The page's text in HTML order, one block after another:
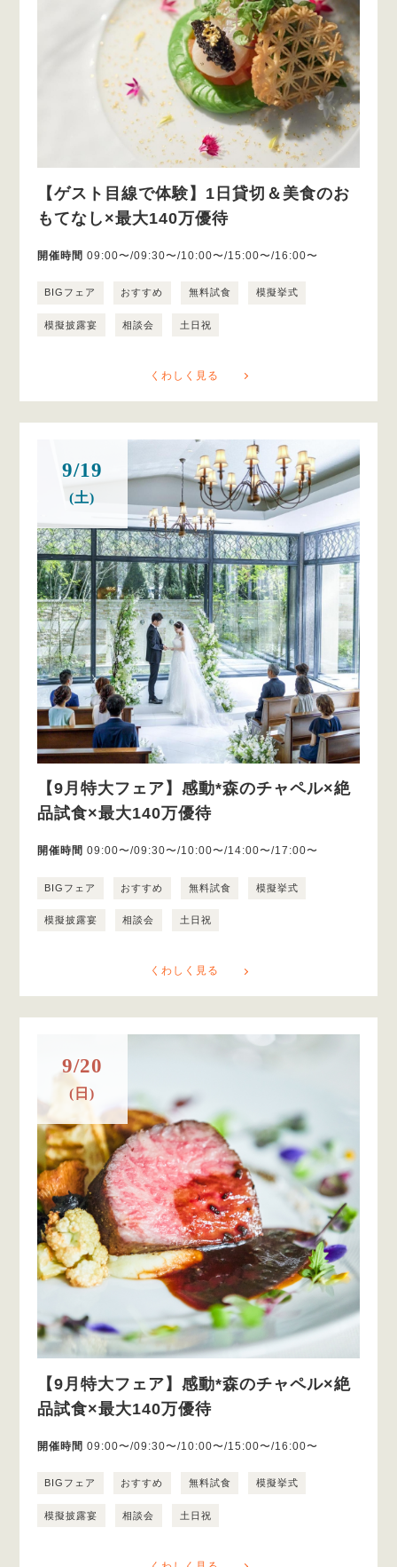
【ゲスト目線で体験】1日貸切＆美食のお
もてなし×最大140万優待
開催時間 09:00〜/09:30〜/10:00〜/15:00〜/16:00〜
BIGフェア おすすめ 無料試食 模擬挙式
模擬披露宴 相談会 土日祝
くわしく見る
9/19
(土)
【9月特大フェア】感動*森のチャペル×絶
品試食×最大140万優待
開催時間 09:00〜/09:30〜/10:00〜/14:00〜/17:00〜
BIGフェア おすすめ 無料試食 模擬挙式
模擬披露宴 相談会 土日祝
くわしく見る
9/20
(日)
【9月特大フェア】感動*森のチャペル×絶
品試食×最大140万優待
開催時間 09:00〜/09:30〜/10:00〜/15:00〜/16:00〜
BIGフェア おすすめ 無料試食 模擬挙式
模擬披露宴 相談会 土日祝